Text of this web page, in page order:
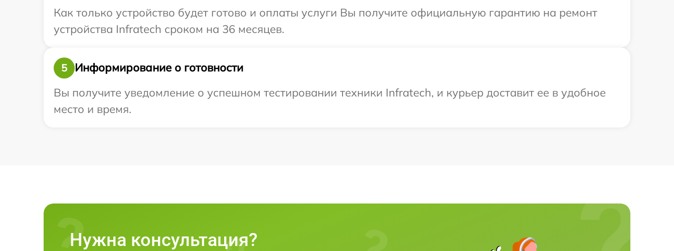
Как только устройство будет готово и оплаты услуги Вы получите официальную гарантию на ремонт
устройства Infratech сроком на 36 месяцев.
5
Информирование о готовности
Вы получите уведомление о успешном тестировании техники Infratech, и курьер доставит ее в удобное
место и время.
Нужна консультация?